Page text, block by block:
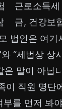
근로소득
금, 건강보
법인은 여기
“세법상 상
은 말이 아닙
이 직원 명단
부를 먼저 봐